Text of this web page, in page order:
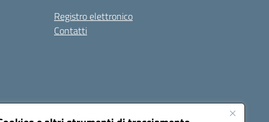
Registro elettronico
Contatti